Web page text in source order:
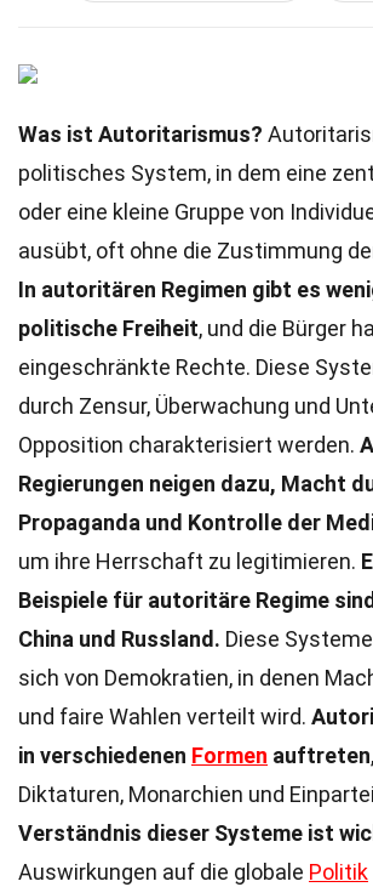
Was ist Autoritarismus?
politisches System, in dem eine
oder eine kleine Gruppe von
ausübt, oft ohne die Zustimmung
In autoritären Regimen gibt es
politische Freiheit, und die Bürger
eingeschränkte Rechte. Diese
durch Zensur, Überwachung und
Opposition charakterisiert werden.
Regierungen neigen dazu, Macht
Propaganda und Kontrolle der
um ihre Herrschaft zu legitimieren.
Beispiele für autoritäre Regime sind
China und Russland. Diese
sich von Demokratien, in denen
und faire Wahlen verteilt wird.
in verschiedenen Formen auftreten
Diktaturen, Monarchien und
Verständnis dieser Systeme ist
Auswirkungen auf die globale Politik